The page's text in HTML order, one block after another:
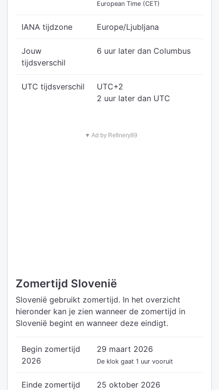
European Time (CET)
IANA tijdzone Europe/Ljubljana
Jouw
tijdsverschil
6 uur later dan Columbus
UTC tijdsverschil
UTC+2
2 uur later dan UTC
▼ Ad by Refinery89
Zomertijd Slovenië
Slovenië gebruikt zomertijd. In het overzicht
hieronder kan je zien wanneer de zomertijd in
Slovenië begint en wanneer deze eindigt.
Begin zomertijd
2026
29 maart 2026
De klok gaat 1 uur vooruit
Einde zomertijd
25 oktober 2026